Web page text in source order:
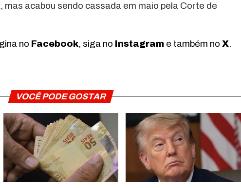
acabou sendo cassada em maio pela Corte de
no Facebook, siga no Instagram e também no X.
VOCÊ PODE GOSTAR